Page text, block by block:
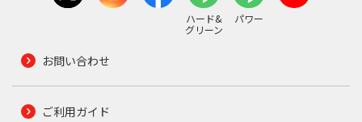
ハード&
グリーン
パワー
お問い合わせ
ご利用ガイド